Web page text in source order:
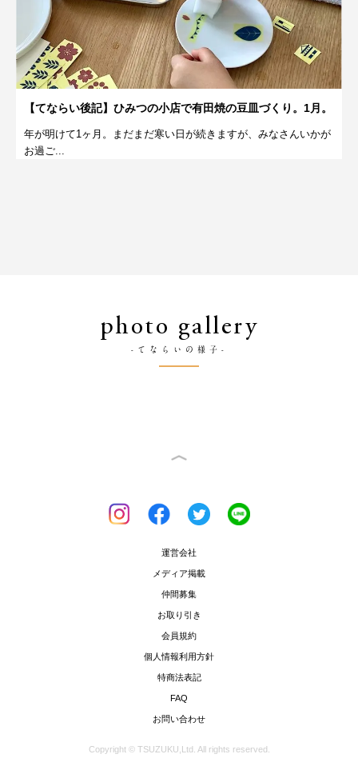
【てならい後記】ひみつの小店で有田焼の豆皿づくり。1月。
年が明けて1ヶ月。まだまだ寒い日が続きますが、みなさんいかが
お過ご...
photo gallery
-てならいの様子-
運営会社
メディア掲載
仲間募集
お取り引き
会員規約
個人情報利用方針
特商法表記
FAQ
お問い合わせ
Copyright © TSUZUKU,Ltd. All rights reserved.